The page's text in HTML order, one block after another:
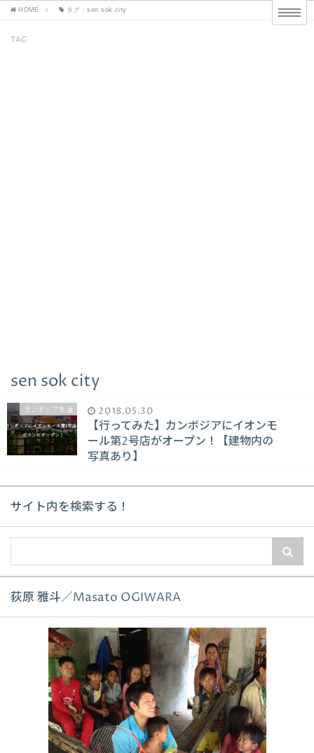
HOME タグ : sen sok city
TAG
sen sok city
カンボジア生活 2018.05.30
【行ってみた】カンボジアにイオンモ
ール第2号店がオープン！【建物内の
写真あり】
サイト内を検索する！
荻原 雅斗／Masato OGIWARA